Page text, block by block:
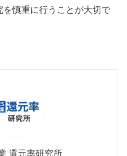
を慎重に行うことが大切で
還元率研究所